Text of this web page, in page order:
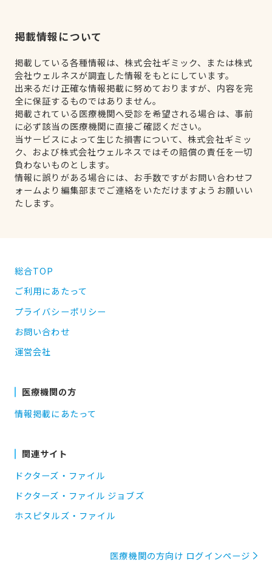
掲載情報について
掲載している各種情報は、株式会社ギミック、または株式
会社ウェルネスが調査した情報をもとにしています。
出来るだけ正確な情報掲載に努めておりますが、内容を完
全に保証するものではありません。
掲載されている医療機関へ受診を希望される場合は、事前
に必ず該当の医療機関に直接ご確認ください。
当サービスによって生じた損害について、株式会社ギミッ
ク、および株式会社ウェルネスではその賠償の責任を一切
負わないものとします。
情報に誤りがある場合には、お手数ですがお問い合わせフ
ォームより編集部までご連絡をいただけますようお願いい
たします。
総合TOP
ご利用にあたって
プライバシーポリシー
お問い合わせ
運営会社
医療機関の方
情報掲載にあたって
関連サイト
ドクターズ・ファイル
ドクターズ・ファイル ジョブズ
ホスピタルズ・ファイル
医療機関の方向け ログインページ